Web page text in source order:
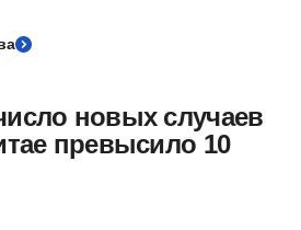
новых случаев
превысило 10